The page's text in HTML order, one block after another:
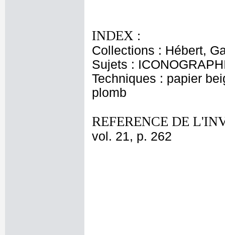
INDEX :
Collections : Hébert,
Sujets :
Techniques : papier
plomb
REFERENCE DE
vol. 21, p. 262